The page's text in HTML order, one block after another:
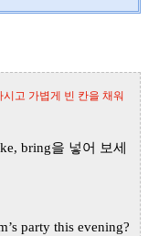
고 가볍게 빈 칸을 채워
bring을 넣어 보세
party this evening?